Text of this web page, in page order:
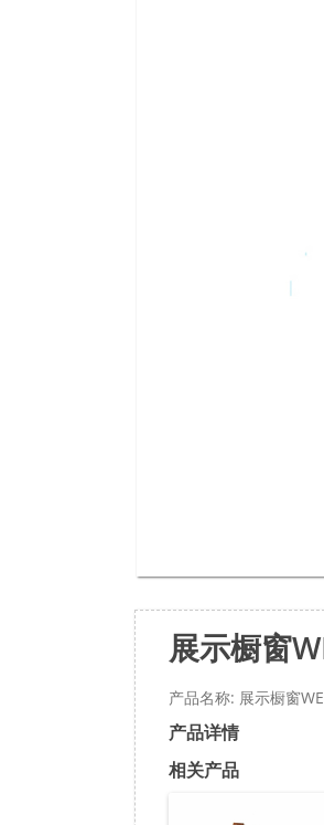
展示橱窗
产品名称: 展示橱窗
产品详情
相关产品